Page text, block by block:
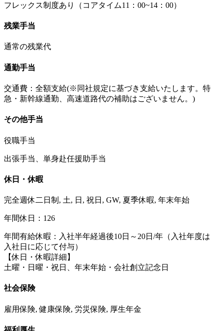
フレックス制度あり（コアタイム11：00~14：00）
残業手当
通常の残業代
通勤手当
交通費：全額支給(※同社規定に基づき支給いたします。特
急・新幹線通勤、高速道路代の補助はございません。)
その他手当
役職手当
出張手当、単身赴任援助手当
休日・休暇
完全週休二日制, 土, 日, 祝日, GW, 夏季休暇, 年末年始
年間休日：126
年間有給休暇：入社半年経過後10日～20日/年（入社年度は
入社日に応じて付与）
【休日・休暇詳細】
土曜・日曜・祝日、年末年始・会社創立記念日
社会保険
雇用保険, 健康保険, 労災保険, 厚生年金